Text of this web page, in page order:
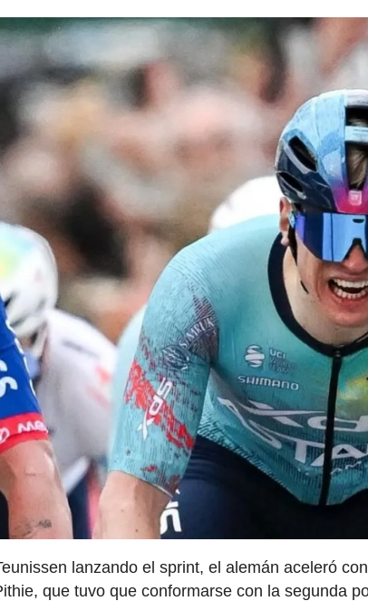
lanzando el sprint, el alemán aceleró
que tuvo que conformarse con la segunda